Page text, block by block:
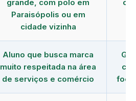
grande, com polo em
Paraisópolis ou em
cidade vizinha
Aluno que busca marca
muito respeitada na área
de serviços e comércio
foco